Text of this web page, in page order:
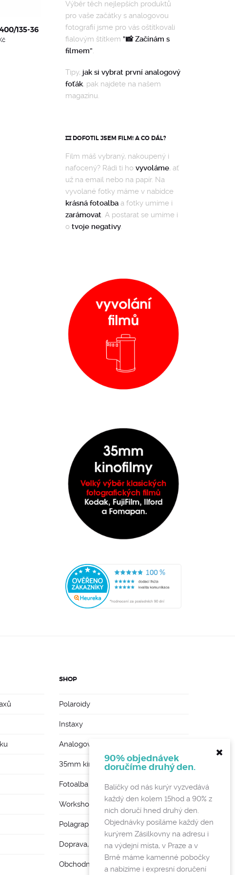
135-36
Výběr těch nejlepších produktů
pro vaše začátky s analogovou
fotografií jsme pro vás oštítkovali
fialovým štítkem “📸 Začínám s
filmem”.
Tipy, jak si vybrat první analogový
foťák, pak najdete na našem
magazínu.
🎞️ DOFOTIL JSEM FILM! A CO DÁL?
Film máš vybraný, nakoupený i
nafocený? Rádi ti ho vyvoláme, ať
už na email nebo na papír. Na
vyvolané fotky máme v nabídce
krásná fotoalbaa fotky umíme i
zarámovat. A postarat se umíme i
o tvoje negativy.
SHOP
Polaroidy
Instaxy
Analogové foťáky
35mm kinofilmy
Fotoalba a rámy
Workshopy
Polagraph Mates
Doprava, poštovné a vratky
Obchodní podmínky a GDPR
90% objednávek
doručíme druhý den.
Balíčky od nás kurýr vyzvedává
každý den kolem 15hod a 90% z
nich doručí hned druhý den.
Objednávky posíláme každý den
kurýrem Zásilkovny na adresu i
na výdejní místa, v Praze a v
Brně máme kamenné pobočky
a nabízíme i expresní doručení